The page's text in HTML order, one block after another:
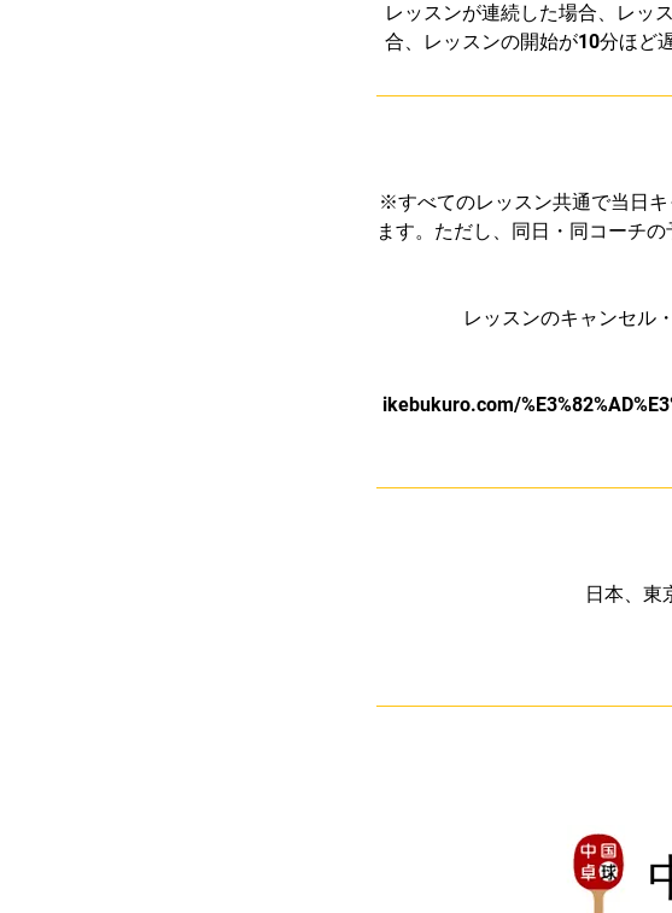
レッスンが連続した場合、レッ
合、レッスンの開始が10分ほど
※すべてのレッスン共通で当日
ます。ただし、同日・同コーチ
レッスンのキャンセル
ikebukuro.com/
日本、東